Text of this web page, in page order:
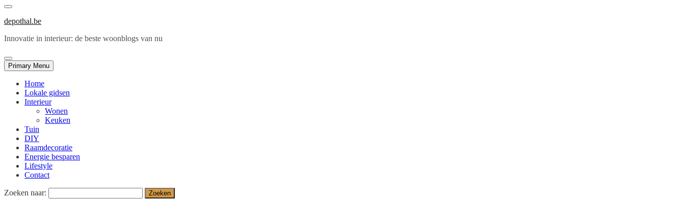
depothal.be
Innovatie in interieur: de beste woonblogs van nu
Primary Menu
Home
Lokale gidsen
Interieur
Wonen
Keuken
Tuin
DIY
Raamdecoratie
Energie besparen
Lifestyle
Contact
Zoeken naar: